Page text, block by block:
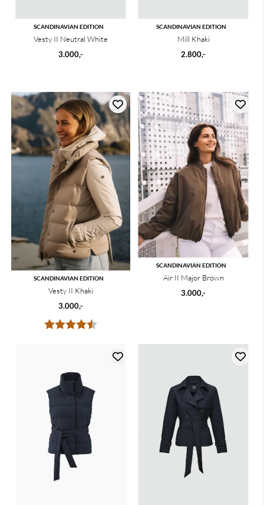
SCANDINAVIAN EDITION
Vesty II Neutral White
3.000,-
SCANDINAVIAN EDITION
Mill Khaki
2.800,-
Karakter:
SCANDINAVIAN EDITION
Vesty II Khaki
3.000,-
SCANDINAVIAN EDITION
Air II Major Brown
3.000,-